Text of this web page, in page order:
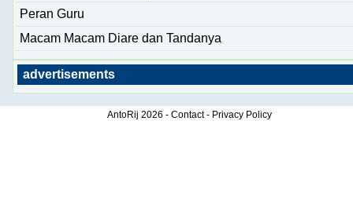
Peran Guru
Macam Macam Diare dan Tandanya
advertisements
AntoRij 2026 - Contact- Privacy Policy